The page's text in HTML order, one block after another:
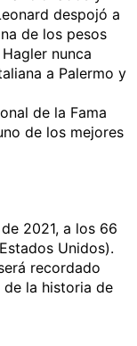
despojó a
de los pesos
nunca
a Palermo y
de la Fama
de los mejores
2021, a los 66
Unidos).
recordado
la historia de